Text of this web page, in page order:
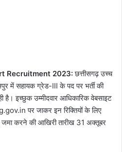
Recruitment 2023:छत्तीसगढ़ उच्च
में सहायक ग्रेड-III के पद पर भर्ती की
है। इच्छुक उम्मीदवार आधिकारिक वेबसाइट
पर जाकर इन रिक्तियों के लिए
करने की आखिरी तारीख 31 अक्तूबर